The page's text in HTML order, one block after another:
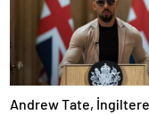
Andrew Tate,